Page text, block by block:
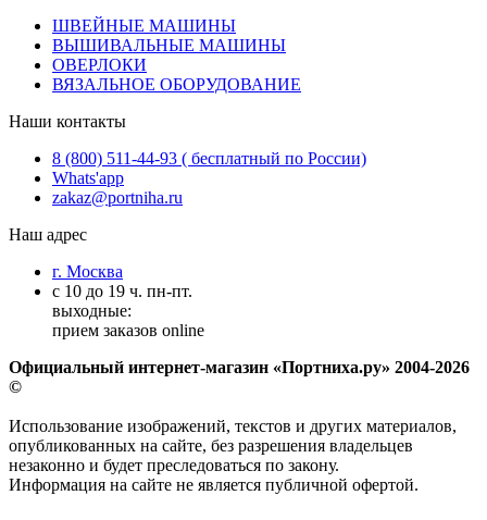
ШВЕЙНЫЕ МАШИНЫ
ВЫШИВАЛЬНЫЕ МАШИНЫ
ОВЕРЛОКИ
ВЯЗАЛЬНОЕ ОБОРУДОВАНИЕ
Наши контакты
8 (800) 511-44-93 ( бесплатный по России)
Whats'app
zakaz@portniha.ru
Наш адрес
г. Москва
с 10 до 19 ч. пн-пт.
выходные:
прием заказов online
Официальный интернет-магазин «Портниха.ру» 2004-2026
©
Использование изображений, текстов и других материалов,
опубликованных на сайте, без разрешения владельцев
незаконно и будет преследоваться по закону.
Информация на сайте не является публичной офертой.